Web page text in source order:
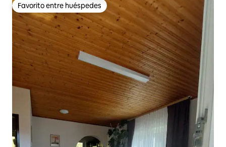
Favorito entre huéspedes
Favorito entre huéspedes